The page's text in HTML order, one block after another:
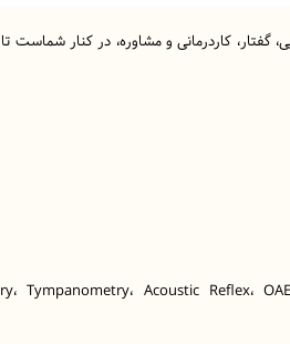
گفتار، کاردرمانی و مشاوره، در کنار شماست